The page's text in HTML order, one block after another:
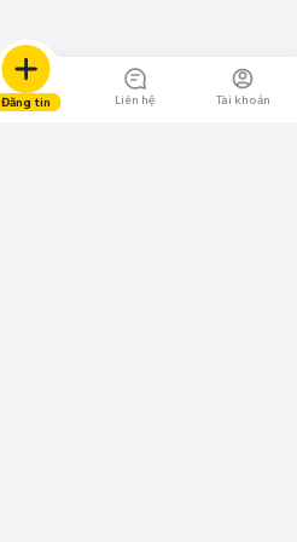
Đăng tin Liên hệ Tài khoản